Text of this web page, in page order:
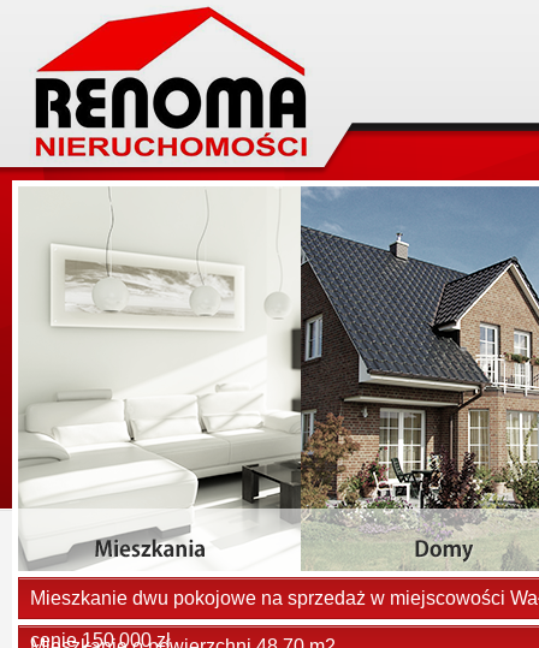
Mieszkanie dwu pokojowe na sprzedaż w miejscowości
cenie 150 000 zł